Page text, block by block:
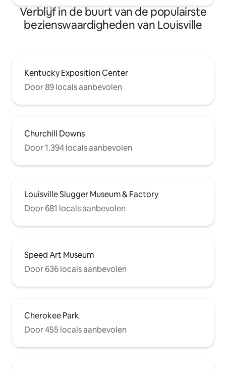
gebouwd in de late 19e eeuw en
onderdeel van het grotere Highlands-
gebied. De met bomen omzoomde
straten zijn op korte loopafstand van de
Parken, restaurants, winkels,
supermarkten zijn allemaal binnen 5
minuten lopen. Het centrum of Churchill
Downs ligt op 5-10 minuten rijden.
Parkeergelegenheid op straat is
Verblijf in de buurt van de populairste
bezienswaardigheden van Louisville
Kentucky Exposition Center
Door 89 locals aanbevolen
Churchill Downs
Door 1.394 locals aanbevolen
Louisville Slugger Museum & Factory
Door 681 locals aanbevolen
Speed Art Museum
Door 636 locals aanbevolen
Cherokee Park
Door 455 locals aanbevolen